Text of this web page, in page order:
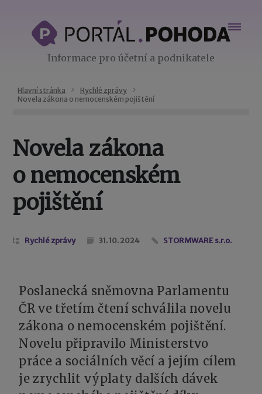
Informace pro účetní a podnikatele
Hlavní stránka
Rychlé zprávy
Novela zákona o nemocenském pojištění
Novela zákona
o nemocenském
pojištění
Rychlé zprávy 31. 10. 2024 STORMWARE s.r.o.
Poslanecká sněmovna Parlamentu
ČR ve třetím čtení schválila novelu
zákona o nemocenském pojištění.
Novelu připravilo Ministerstvo
práce a sociálních věcí a jejím cílem
je zrychlit výplaty dalších dávek